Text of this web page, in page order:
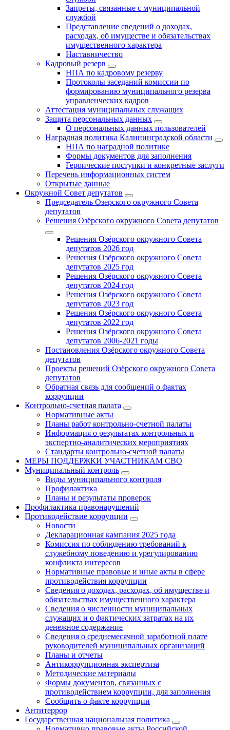
Запреты, связанные с муниципальной
службой
Представление сведений о доходах,
расходах, об имуществе и обязательствах
имущественного характера
Наставничество
Кадровый резерв
НПА по кадровому резерву
Протоколы заседаний комиссии по
формированию муниципального резерва
управленческих кадров
Аттестация муниципальных служащих
Защита персональных данных
О персональных данных пользователей
Наградная политика Калининградской области
НПА по наградной политике
Формы документов для заполнения
Героические поступки и конкретные заслуги
Перечень информационных систем
Открытые данные
Окружной Совет депутатов
Председатель Озерского окружного Совета
депутатов
Решения Озёрского окружного Совета депутатов
Решения Озёрского окружного Совета
депутатов 2026 год
Решения Озёрского окружного Совета
депутатов 2025 год
Решения Озёрского окружного Совета
депутатов 2024 год
Решения Озёрского окружного Совета
депутатов 2023 год
Решения Озёрского окружного Совета
депутатов 2022 год
Решения Озёрского окружного Совета
депутатов 2006-2021 годы
Постановления Озёрского окружного Совета
депутатов
Проекты решений Озёрского окружного Совета
депутатов
Обратная связь для сообщений о фактах
коррупции
Контрольно-счетная палата
Нормативные акты
Планы работ контрольно-счетной палаты
Информация о результатах контрольных и
экспертно-аналитических мероприятиях
Стандарты контрольно-счетной палаты
МЕРЫ ПОДДЕРЖКИ УЧАСТНИКАМ СВО
Муниципальный контроль
Виды муниципального контроля
Профилактика
Планы и результаты проверок
Профилактика правонарушений
Противодействие коррупции
Новости
Декларационная кампания 2025 года
Комиссия по соблюдению требований к
служебному поведению и урегулированию
конфликта интересов
Нормативные правовые и иные акты в сфере
противодействия коррупции
Сведения о доходах, расходах, об имуществе и
обязательствах имущественного характера
Сведения о численности муниципальных
служащих и о фактических затратах на их
денежное содержание
Сведения о среднемесячной заработной плате
руководителей муниципальных организаций
Планы и отчеты
Антикоррупционная экспертиза
Методические материалы
Формы документов, связанных с
противодействием коррупции, для заполнения
Сообщить о факте коррупции
Антитеррор
Государственная национальная политика